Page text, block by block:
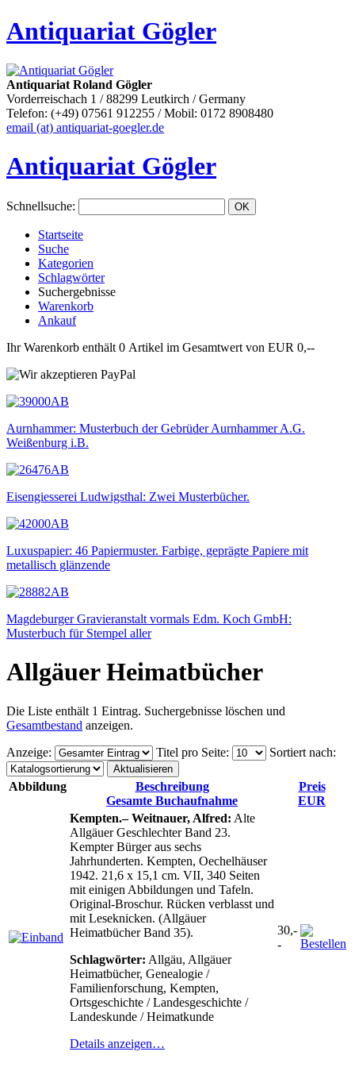
Antiquariat Gögler
Antiquariat Roland Gögler
Vorderreischach 1 / 88299 Leutkirch / Germany
Telefon: (+49) 07561 912255 / Mobil: 0172 8908480
email (at) antiquariat-goegler.de
Antiquariat Gögler
Schnellsuche:
Startseite
Suche
Kategorien
Schlagwörter
Suchergebnisse
Warenkorb
Ankauf
Ihr Warenkorb enthält 0 Artikel im Gesamtwert von EUR 0,--
Aurnhammer: Musterbuch der Gebrüder Aurnhammer A.G.
Weißenburg i.B.
Eisengiesserei Ludwigsthal: Zwei Musterbücher.
Luxuspapier: 46 Papiermuster. Farbige, geprägte Papiere mit
metallisch glänzende
Magdeburger Gravieranstalt vormals Edm. Koch GmbH:
Musterbuch für Stempel aller
Allgäuer Heimatbücher
Die Liste enthält 1 Eintrag. Suchergebnisse löschen und
Gesamtbestand anzeigen.
Anzeige: Titel pro Seite: Sortiert nach:
Abbildung
Beschreibung
Gesamte Buchaufnahme
Preis
EUR
Kempten.– Weitnauer, Alfred: Alte
Allgäuer Geschlechter Band 23.
Kempter Bürger aus sechs
Jahrhunderten. Kempten, Oechelhäuser
1942. 21,6 x 15,1 cm. VII, 340 Seiten
mit einigen Abbildungen und Tafeln.
Original-Broschur. Rücken verblasst und
mit Leseknicken. (Allgäuer
Heimatbücher Band 35).
Schlagwörter: Allgäu, Allgäuer
Heimatbücher, Genealogie /
Familienforschung, Kempten,
Ortsgeschichte / Landesgeschichte /
Landeskunde / Heimatkunde
Details anzeigen…
30,-
-